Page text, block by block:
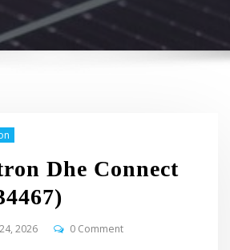
Dhe Connect
2026 0 Comment